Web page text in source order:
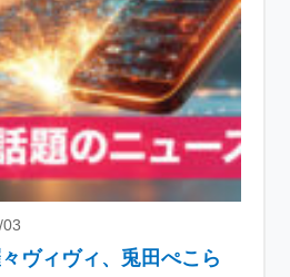
ヴィヴィ、兎田ぺこら